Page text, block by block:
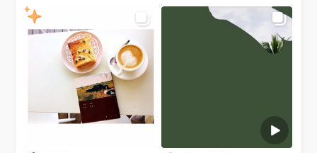
啡 #下午茶 #椰奶咖啡 #卡布奇
諾 #草莓牛奶 #檸檬糖霜鬆餅 #
甜點 #鬆餅 #Jeremy在屏東縣
#屏東美食 #東港美食 #屏東咖
啡廳 #東港咖啡廳 #屏東縣 #東